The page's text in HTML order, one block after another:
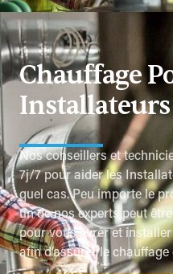
Chauffage
Installateurs
Nos conseillers et
7j/7 pour aider les
quel cas. Peu importe le
un de nos experts peut
pour vous livrer et installer
afin d’assurer le chauffage